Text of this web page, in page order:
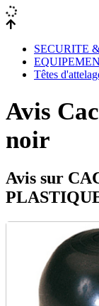
SECURITE
Têtes
Avis
noir
Avis sur